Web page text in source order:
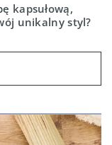
kapsułową,
unikalny styl?